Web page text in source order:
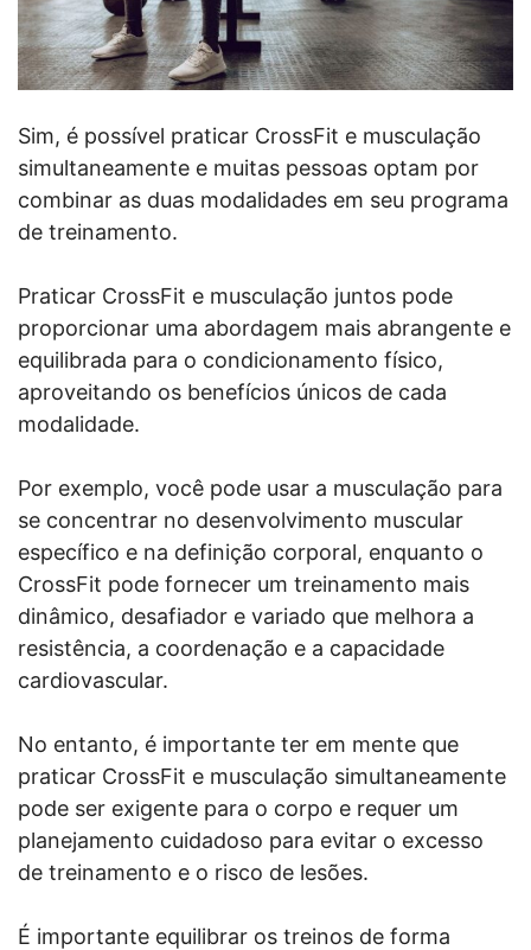
Sim, é possível praticar CrossFit e musculação
simultaneamente e muitas pessoas optam por
combinar as duas modalidades em seu programa
de treinamento.
Praticar CrossFit e musculação juntos pode
proporcionar uma abordagem mais abrangente e
equilibrada para o condicionamento físico,
aproveitando os benefícios únicos de cada
modalidade.
Por exemplo, você pode usar a musculação para
se concentrar no desenvolvimento muscular
específico e na definição corporal, enquanto o
CrossFit pode fornecer um treinamento mais
dinâmico, desafiador e variado que melhora a
resistência, a coordenação e a capacidade
cardiovascular.
No entanto, é importante ter em mente que
praticar CrossFit e musculação simultaneamente
pode ser exigente para o corpo e requer um
planejamento cuidadoso para evitar o excesso
de treinamento e o risco de lesões.
É importante equilibrar os treinos de forma